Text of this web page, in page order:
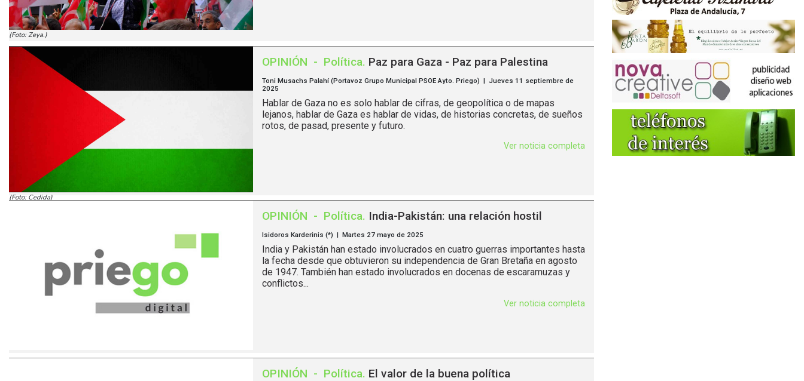
(Foto: Zeya.)
(Foto: Cedida)
OPINIÓN - Política. Paz para Gaza - Paz para Palestina
Toni Musachs Palahí (Portavoz Grupo Municipal PSOE Ayto. Priego) | Jueves 11 septiembre de
2025
Hablar de Gaza no es solo hablar de cifras, de geopolítica o de mapas
lejanos, hablar de Gaza es hablar de vidas, de historias concretas, de sueños
rotos, de pasad, presente y futuro.
Ver noticia completa
OPINIÓN - Política. India-Pakistán: una relación hostil
Isidoros Karderinis (*) | Martes 27 mayo de 2025
India y Pakistán han estado involucrados en cuatro guerras importantes hasta
la fecha desde que obtuvieron su independencia de Gran Bretaña en agosto
de 1947. También han estado involucrados en docenas de escaramuzas y
conflictos...
Ver noticia completa
OPINIÓN - Política. El valor de la buena política